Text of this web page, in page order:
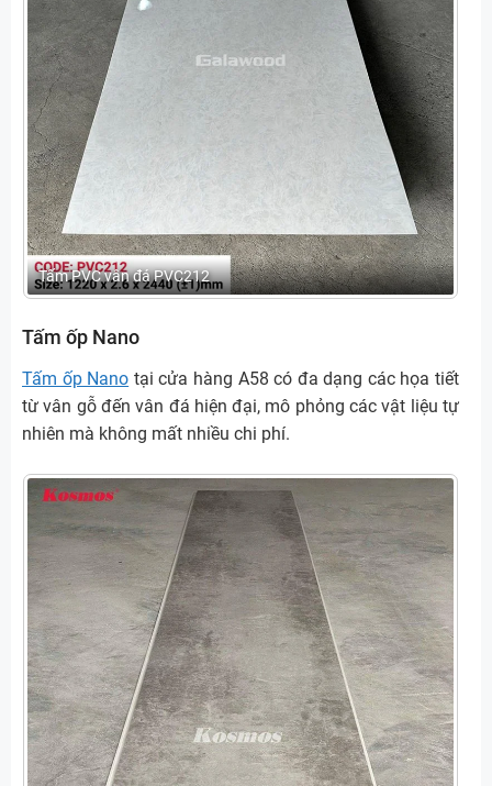
Tấm PVC vân đá PVC212
Tấm ốp Nano
Tấm ốp Nano tại cửa hàng A58 có đa dạng các họa tiết
từ vân gỗ đến vân đá hiện đại, mô phỏng các vật liệu tự
nhiên mà không mất nhiều chi phí.